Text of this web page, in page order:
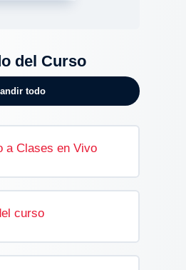
del Curso
todo
a Clases en Vivo
curso